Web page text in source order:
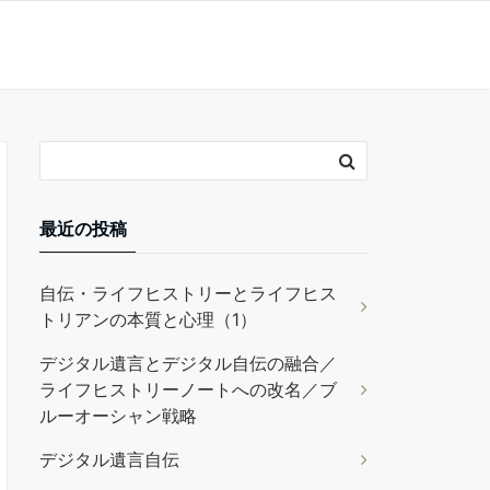
最近の投稿
自伝・ライフヒストリーとライフヒス
トリアンの本質と心理（1）
デジタル遺言とデジタル自伝の融合／
ライフヒストリーノートへの改名／ブ
ルーオーシャン戦略
デジタル遺言自伝